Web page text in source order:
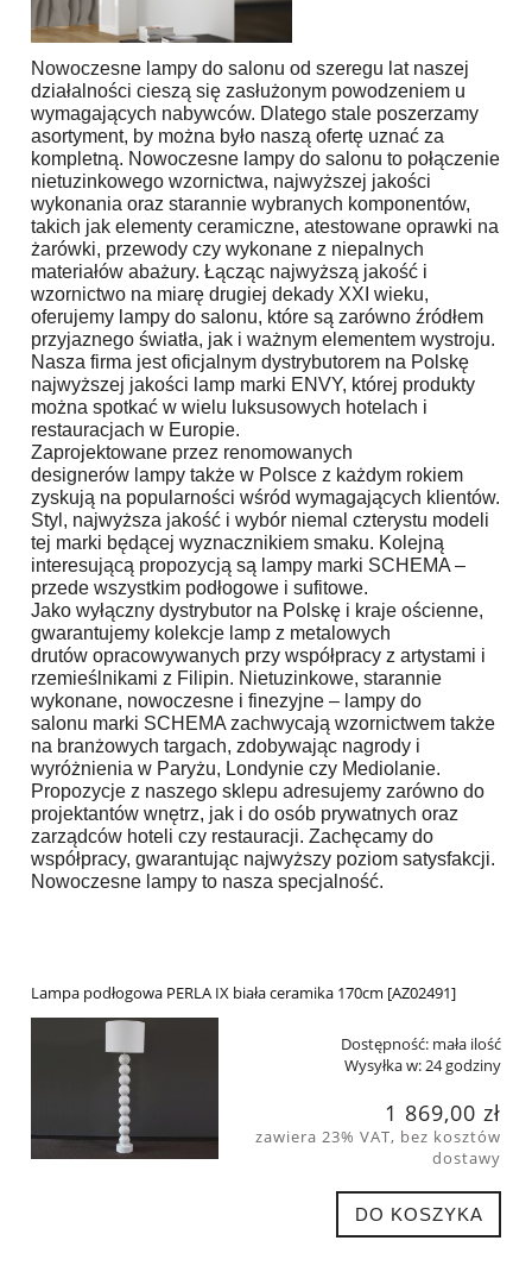
Nowoczesne lampy do salonu od szeregu lat naszej
działalności cieszą się zasłużonym powodzeniem u
wymagających nabywców. Dlatego stale poszerzamy
asortyment, by można było naszą ofertę uznać za
kompletną. Nowoczesne lampy do salonu to połączenie
nietuzinkowego wzornictwa, najwyższej jakości
wykonania oraz starannie wybranych komponentów,
takich jak elementy ceramiczne, atestowane oprawki na
żarówki, przewody czy wykonane z niepalnych
materiałów abażury. Łącząc najwyższą jakość i
wzornictwo na miarę drugiej dekady XXI wieku,
oferujemy lampy do salonu, które są zarówno źródłem
przyjaznego światła, jak i ważnym elementem wystroju.
Nasza firma jest oficjalnym dystrybutorem na Polskę
najwyższej jakości lamp marki ENVY, której produkty
można spotkać w wielu luksusowych hotelach i
restauracjach w Europie.
Zaprojektowane przez renomowanych
designerów lampy także w Polsce z każdym rokiem
zyskują na popularności wśród wymagających klientów.
Styl, najwyższa jakość i wybór niemal czterystu modeli
tej marki będącej wyznacznikiem smaku. Kolejną
interesującą propozycją są lampy marki SCHEMA –
przede wszystkim podłogowe i sufitowe.
Jako wyłączny dystrybutor na Polskę i kraje ościenne,
gwarantujemy kolekcje lamp z metalowych
drutów opracowywanych przy współpracy z artystami i
rzemieślnikami z Filipin. Nietuzinkowe, starannie
wykonane, nowoczesne i finezyjne – lampy do
salonu marki SCHEMA zachwycają wzornictwem także
na branżowych targach, zdobywając nagrody i
wyróżnienia w Paryżu, Londynie czy Mediolanie.
Propozycje z naszego sklepu adresujemy zarówno do
projektantów wnętrz, jak i do osób prywatnych oraz
zarządców hoteli czy restauracji. Zachęcamy do
współpracy, gwarantując najwyższy poziom satysfakcji.
Nowoczesne lampy to nasza specjalność.
Lampa podłogowa PERLA IX biała ceramika 170cm [AZ02491]
Dostępność: mała ilość
Wysyłka w:24 godziny
1 869,00 zł
zawiera 23% VAT, bez kosztów
dostawy
DO KOSZYKA